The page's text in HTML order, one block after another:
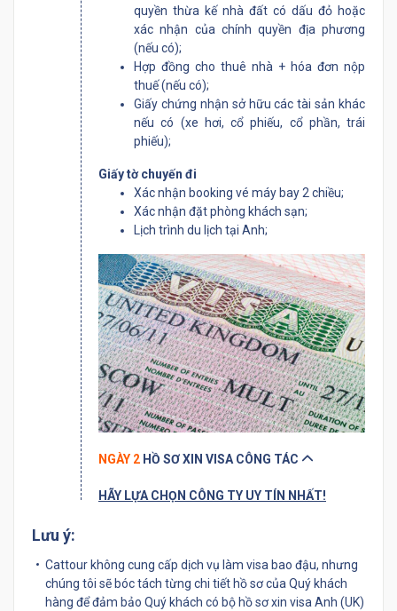
quyền thừa kế nhà đất có dấu đỏ hoặc
xác nhận của chính quyền địa phương
(nếu có);
Hợp đồng cho thuê nhà + hóa đơn nộp
thuế (nếu có);
Giấy chứng nhận sở hữu các tài sản khác
nếu có (xe hơi, cổ phiếu, cổ phần, trái
phiếu);
Giấy tờ chuyến đi
Xác nhận booking vé máy bay 2 chiều;
Xác nhận đặt phòng khách sạn;
Lịch trình du lịch tại Anh;
NGÀY 2 HỒ SƠ XIN VISA CÔNG TÁC
HÃY LỰA CHỌN CÔNG TY UY TÍN NHẤT!
Lưu ý:
Cattour không cung cấp dịch vụ làm visa bao đậu, nhưng
chúng tôi sẽ bóc tách từng chi tiết hồ sơ của Quý khách
hàng để đảm bảo Quý khách có bộ hồ sơ xin visa Anh (UK)